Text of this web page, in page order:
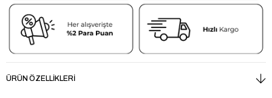
ÜRÜN ÖZELLIKLERI